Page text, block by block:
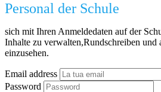
Personal der Schule
sich mit Ihren Anmeldedaten auf der
Inhalte zu verwalten,Rundschreiben und
einzusehen.
Email address
Password